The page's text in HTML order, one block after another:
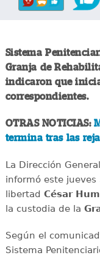
Sistema
Granja de
indicaron que
correspondientes.
OTRAS NOTICIAS:
termina tras las
La Dirección
informó este
libertad César
la custodia de la
Según el
Sistema